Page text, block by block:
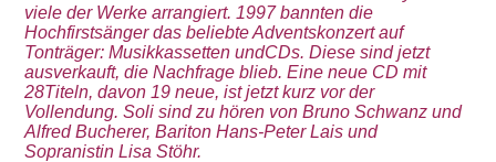
viele der Werke arrangiert. 1997 bannten die
Hochfirstsänger das beliebte Adventskonzert auf
Tonträger: Musikkassetten undCDs. Diese sind jetzt
ausverkauft, die Nachfrage blieb. Eine neue CD mit
28Titeln, davon 19 neue, ist jetzt kurz vor der
Vollendung. Soli sind zu hören von Bruno Schwanz und
Alfred Bucherer, Bariton Hans-Peter Lais und
Sopranistin Lisa Stöhr.